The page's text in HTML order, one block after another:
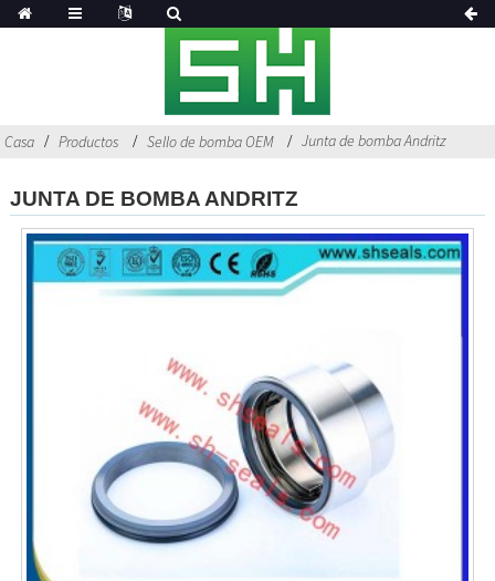
Casa Productos Sello de bomba OEM Junta de bomba Andritz
JUNTA DE BOMBA ANDRITZ